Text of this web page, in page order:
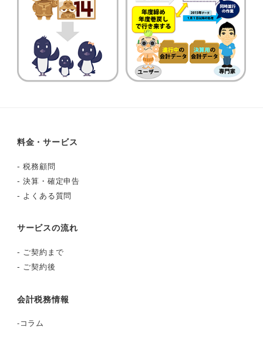
料金・サービス
-税務顧問
-決算・確定申告
- よくある質問
サービスの流れ
- ご契約まで
- ご契約後
会計税務情報
-コラム